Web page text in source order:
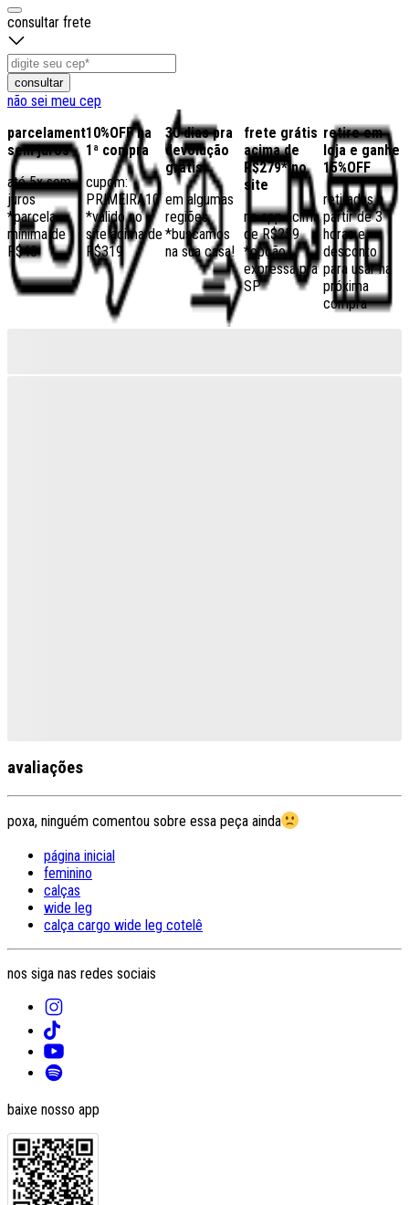
consultar frete
consultar
não sei meu cep
parcelamento
sem juros
até 5x sem
juros
*parcela
mínima de
R$40
10%OFF na
1ª compra
cupom:
PRIMEIRA10
*válido no
site acima de
R$319
30 dias pra
devolução
grátis
em algumas
regiões,
*buscamos
na sua casa!
frete grátis
acima de
R$279* no
site
no app acima
de R$259
*opção
expressa pra
SP
retire em
loja e ganhe
15%OFF
retiradas a
partir de 3
horas e
desconto
para usar na
próxima
compra
avaliações
poxa, ninguém comentou sobre essa peça ainda
página inicial
feminino
calças
wide leg
calça cargo wide leg cotelê
nos siga nas redes sociais
baixe nosso app